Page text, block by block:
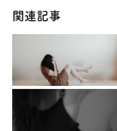
関連記事